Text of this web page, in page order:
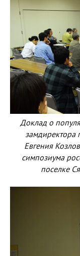
Доклад о
замдиректора
Евгения
симпозиума
поселке